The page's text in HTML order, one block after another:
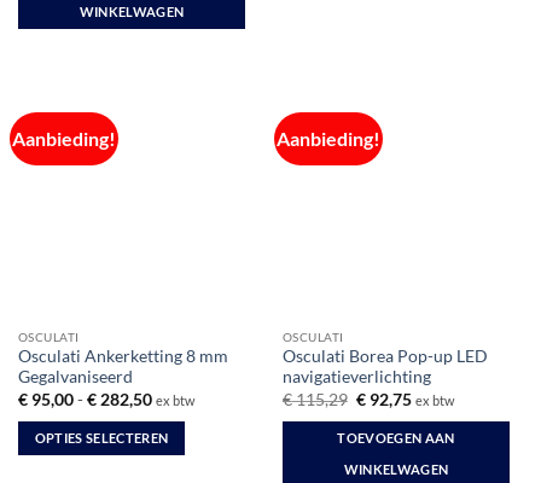
WINKELWAGEN
Deze
optie
kan
Aanbieding!
OSCULATI
Osculati Ankerketting 8 mm
Gegalvaniseerd
€95,00 - €282,50Prijsklasse:
tot
€ 282,50
ex btw
OPTIES SELECTEREN
Aanbieding!
OSCULATI
Osculati Borea Pop-up LED
navigatieverlichting
€115,29 Oorspronkelijke
was:
€ 115,29.
€92,75Huidige
is:
€ 92,75.
ex btw
TOEVOEGEN AAN
WINKELWAGEN